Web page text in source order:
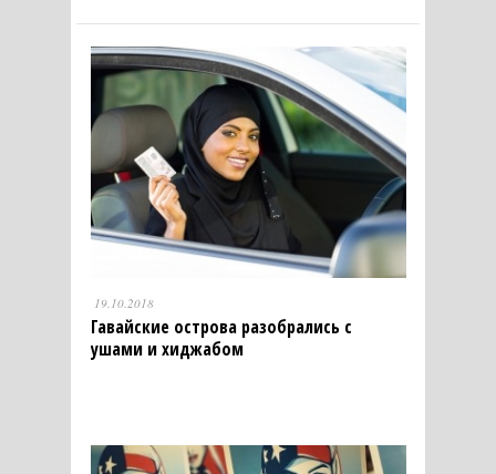
19.10.2018
Гавайские острова разобрались с
ушами и хиджабом